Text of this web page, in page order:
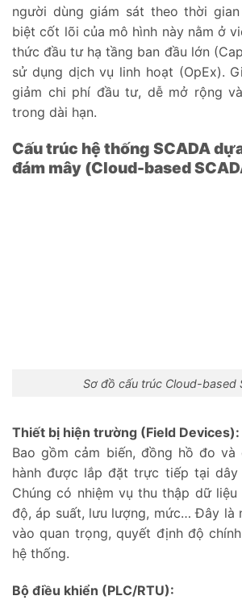
người dùng giám sát theo thời
biệt cốt lõi của mô hình này nằm ở
thức đầu tư hạ tầng ban đầu lớn
sử dụng dịch vụ linh hoạt (OpEx).
giảm chi phí đầu tư, dễ mở rộng
trong dài hạn.
Cấu trúc hệ thống SCADA
đám mây (Cloud-based
Sơ đồ cấu trúc Cloud-based
Thiết bị hiện trường (Field Devices):
Bao gồm cảm biến, đồng hồ đo
hành được lắp đặt trực tiếp tại dây
Chúng có nhiệm vụ thu thập dữ
độ, áp suất, lưu lượng, mức… Đây là
vào quan trọng, quyết định độ
hệ thống.
Bộ điều khiển (PLC/RTU):